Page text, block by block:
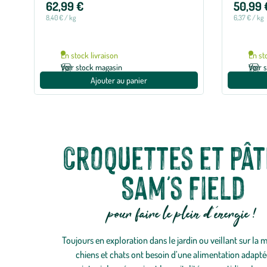
avec
1
avis
62,99 €
8,40 € / kg
En stock livraison
Voir stock magasin
Ajouter au panier
Field - 8
50,99
6,37 € / kg
En
Voir
Croquettes et
Sam's Field
pour faire le plein d'énergie !
Toujours en exploration dans le jardin ou veillant sur la
chiens et chats ont besoin d’une alimentation